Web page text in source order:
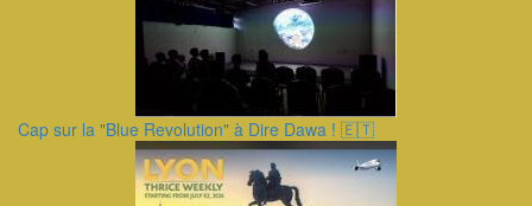
Cap sur la "Blue Revolution" à Dire Dawa ! 🇪🇹